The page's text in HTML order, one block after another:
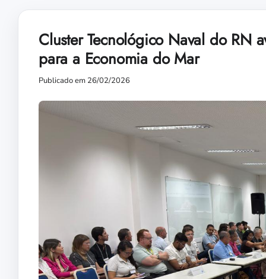
Cluster Tecnológico Naval do RN
para a Economia do Mar
Publicado em 26/02/2026